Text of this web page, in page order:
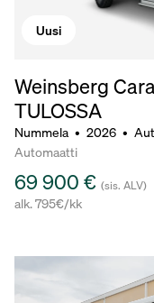
Uusi
Weinsberg
TULOSSA
Nummela • 2026 •
Automaatti
69 900 € (sis. ALV)
alk. 795€/kk